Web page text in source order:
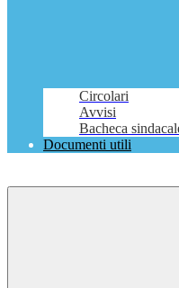
Circolari
Avvisi
Bacheca
Documenti utili